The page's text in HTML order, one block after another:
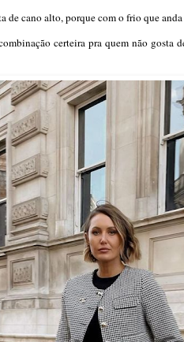
de cano alto, porque com o frio que
certeira pra quem não gosta